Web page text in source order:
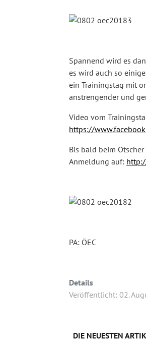
Spannend wird es
es wird auch so
ein Trainingstag mit
anstrengender und
Video vom
https://
Bis bald beim
Anmeldung auf:
PA: ÖEC
Details
Veröffentlicht: 02.
DIE NEUESTEN